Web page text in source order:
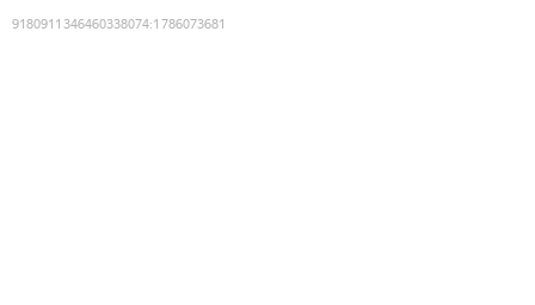
9180911346460338074:1786073681